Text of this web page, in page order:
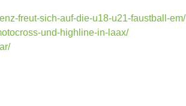
freut-sich-auf-die-u18-u21-faustball-em/
und-highline-in-laax/